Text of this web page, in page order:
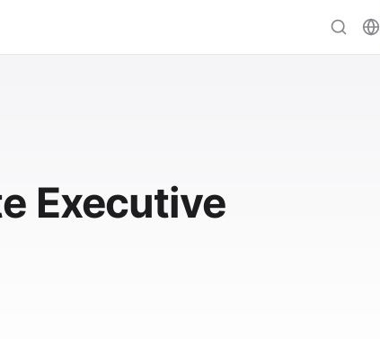
Executive